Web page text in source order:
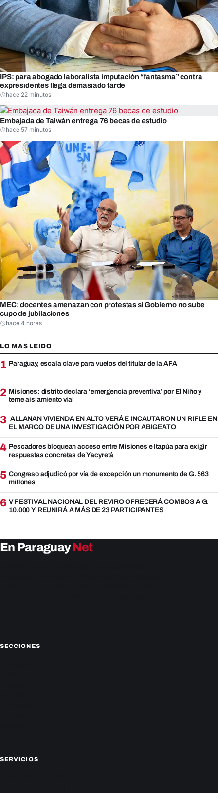
IPS: para abogado laboralista imputación “fantasma” contra
expresidentes llega demasiado tarde
hace 22 minutos
Embajada de Taiwán entrega 76 becas de estudio
hace 57 minutos
MEC: docentes amenazan con protestas si Gobierno no sube
cupo de jubilaciones
hace 4 horas
LO MAS LEIDO
1 Paraguay, escala clave para vuelos del titular de la AFA
2 Misiones: distrito declara ‘emergencia preventiva’ por El Niño y
teme aislamiento vial
3 ALLANAN VIVIENDA EN ALTO VERÁ E INCAUTARON UN RIFLE EN
EL MARCO DE UNA INVESTIGACIÓN POR ABIGEATO
4 Pescadores bloquean acceso entre Misiones e Itapúa para exigir
respuestas concretas de Yacyretá
5 Congreso adjudicó por vía de excepción un monumento de G. 563
millones
6 V FESTIVAL NACIONAL DEL REVIRO OFRECERÁ COMBOS A G.
10.000 Y REUNIRÁ A MÁS DE 23 PARTICIPANTES
En ParaguayNet
SECCIONES
SERVICIOS